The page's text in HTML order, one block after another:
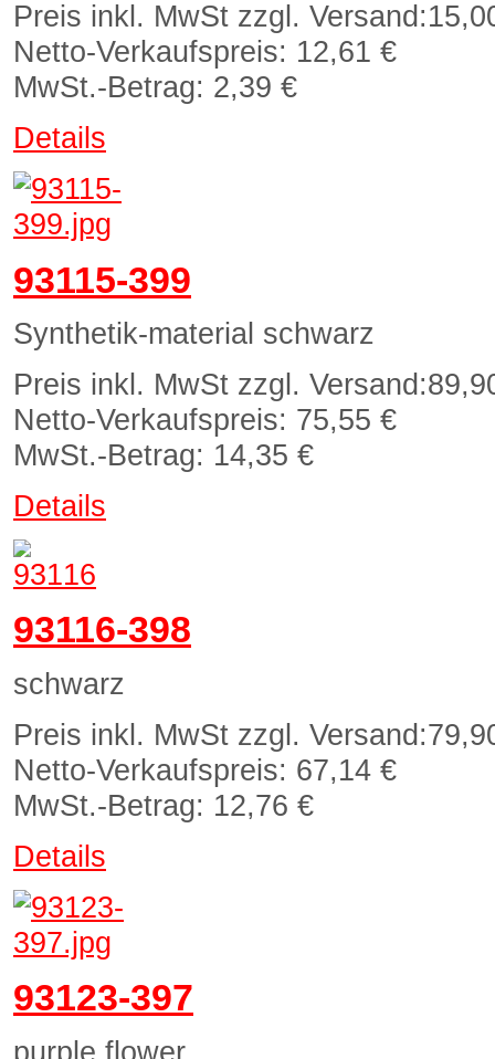
Preis inkl. MwSt zzgl. Versand:
Netto-Verkaufspreis: 12,61 €
MwSt.-Betrag: 2,39 €
Details
93115-399
Synthetik-material schwarz
Preis inkl. MwSt zzgl. Versand:
Netto-Verkaufspreis: 75,55 €
MwSt.-Betrag: 14,35 €
Details
93116-398
schwarz
Preis inkl. MwSt zzgl. Versand:
Netto-Verkaufspreis: 67,14 €
MwSt.-Betrag: 12,76 €
Details
93123-397
purple flower